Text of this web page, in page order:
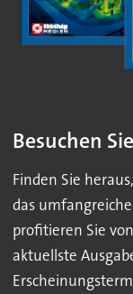
Besuchen
Finden Sie
das
profitieren Sie
aktuellste